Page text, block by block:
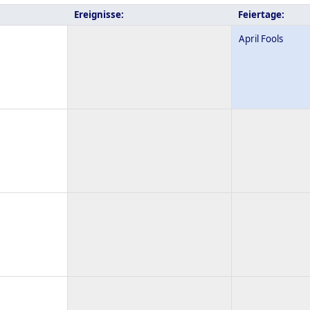
Ereignisse:
Feiertage:
April Fools